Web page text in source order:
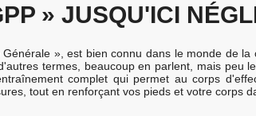
» JUSQU'ICI
», est bien connu dans le monde de
termes, beaucoup en parlent, mais peu
complet qui permet au corps
tout en renforçant vos pieds et votre corps